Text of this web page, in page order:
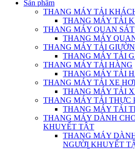
Sản phẩm
THANG MÁY TẢI
THANG MÁY TẢI
THANG MÁY QUAN SÁT
THANG MÁY
THANG MÁY TẢI
THANG MÁY TẢI
THANG MÁY TẢI HÀNG
THANG MÁY TẢI
THANG MÁY TẢI XE
THANG MÁY TẢI
THANG MÁY TẢI THỰC
THANG MÁY TẢI
THANG MÁY DÀNH
KHUYẾT TẬT
THANG MÁY
NGƯỜI KHUYẾT